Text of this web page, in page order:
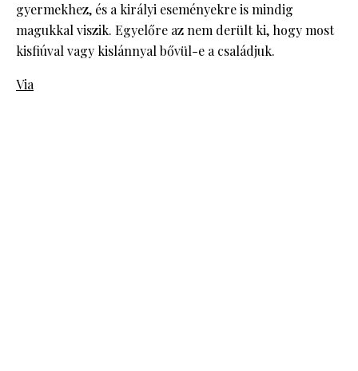
gyermekhez, és a királyi eseményekre is mindig
magukkal viszik. Egyelőre az nem derült ki, hogy most
kisfiúval vagy kislánnyal bővül-e a családjuk.
Via